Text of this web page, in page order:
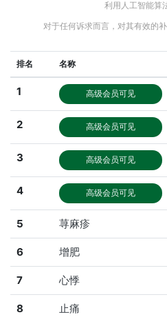
利用人工智能算
对于任何诉求而言，对其有效的
排名 名称
1 高级会员可见
2 高级会员可见
3 高级会员可见
4 高级会员可见
5 荨麻疹
6 增肥
7 心悸
8 止痛